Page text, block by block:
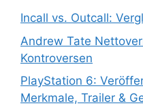
Incall vs. Outcall:
Andrew Tate
Kontroversen
PlayStation 6:
Merkmale, Trailer &